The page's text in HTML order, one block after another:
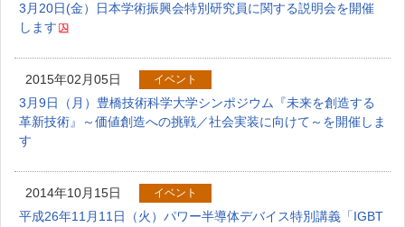
3月20日(金）日本学術振興会特別研究員に関する説明会を開催
します
2015年02月05日 イベント
3月9日（月）豊橋技術科学大学シンポジウム『未来を創造する
革新技術』～価値創造への挑戦／社会実装に向けて～を開催しま
す
2014年10月15日 イベント
平成26年11月11日（火）パワー半導体デバイス特別講義「IGBT